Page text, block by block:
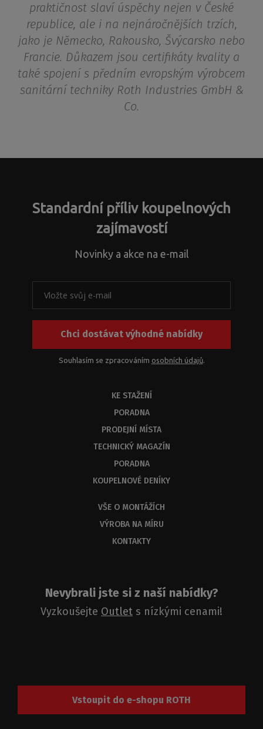
praktičnost slaví úspěchy nejen v České
republice, ale i na nejnáročnějších trzích,
jako je Německo, Rakousko, Švýcarsko nebo
Francie. Důkazem jsou certifikáty kvality a
také spojení s předním evropským výrobcem
sanitární techniky Roth Industries GmbH &
Co.
Standardní příliv koupelnových
zajímavostí
Novinky a akce na e-mail
Chci dostávat výhodné nabídky
Souhlasím se zpracováním osobních údajů.
KE STAŽENÍ
PORADNA
PRODEJNÍ MÍSTA
TECHNICKÝ MAGAZÍN
PORADNA
KOUPELNOVÉ DENÍKY
VŠE O MONTÁŽÍCH
VÝROBA NA MÍRU
KONTAKTY
Nevybrali jste si z naší nabídky?
Vyzkoušejte Outlet s nízkými cenami!
Vstoupit do e-shopu ROTH